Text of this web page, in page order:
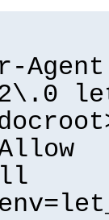
Agent
2\.0